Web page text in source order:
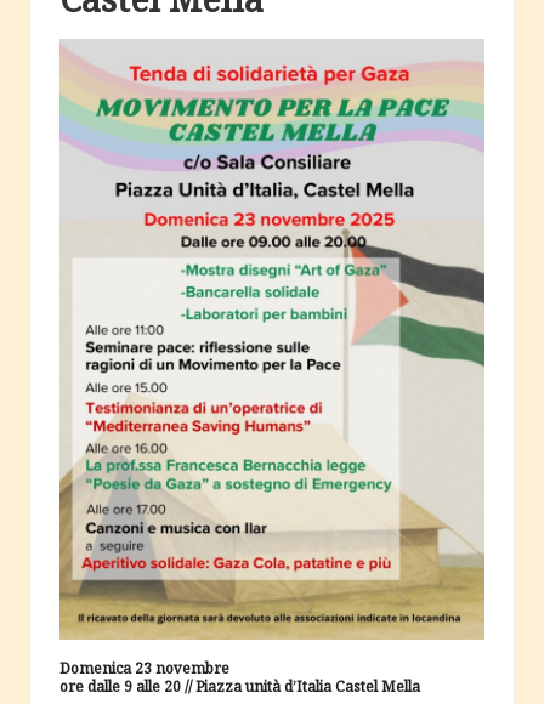
c
i
a
Domenica 23 novembre
ore dalle 9 alle 20 // Piazza unità d’Italia Castel Mella